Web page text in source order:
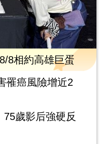
8相約高雄巨蛋
罹癌風險增近2
歲影后強硬反